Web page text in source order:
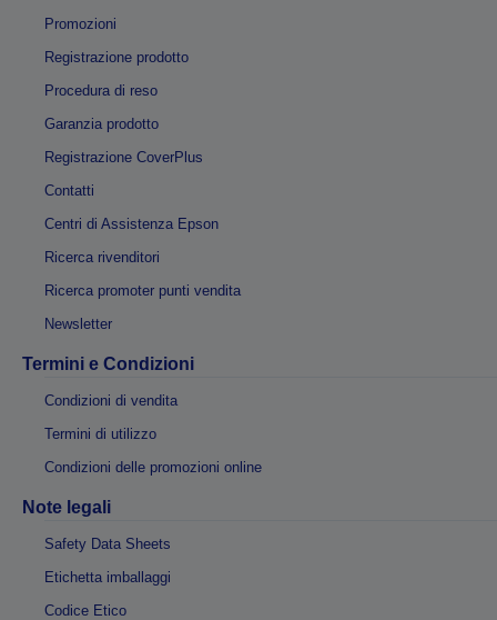
Promozioni
Registrazione prodotto
Procedura di reso
Garanzia prodotto
Registrazione CoverPlus
Contatti
Centri di Assistenza Epson
Ricerca rivenditori
Ricerca promoter punti vendita
Newsletter
Termini e Condizioni
Condizioni di vendita
Termini di utilizzo
Condizioni delle promozioni online
Note legali
Safety Data Sheets
Etichetta imballaggi
Codice Etico